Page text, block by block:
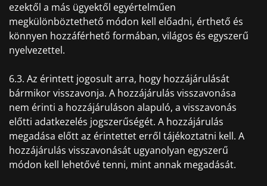
ezektől a más ügyektől egyértelműen
megkülönböztethető módon kell előadni, érthető és
könnyen hozzáférhető formában, világos és egyszerű
nyelvezettel.
6.3. Az érintett jogosult arra, hogy hozzájárulását
bármikor visszavonja. A hozzájárulás visszavonása
nem érinti a hozzájáruláson alapuló, a visszavonás
előtti adatkezelés jogszerűségét. A hozzájárulás
megadása előtt az érintettet erről tájékoztatni kell. A
hozzájárulás visszavonását ugyanolyan egyszerű
módon kell lehetővé tenni, mint annak megadását.